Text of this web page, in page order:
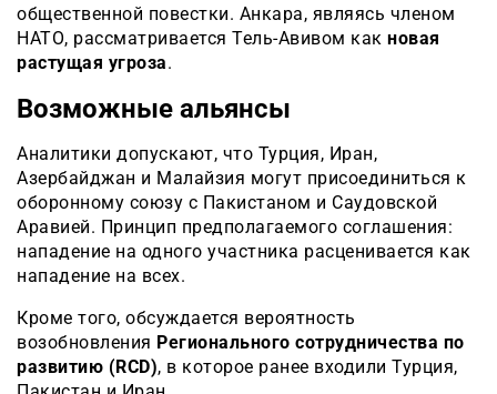
общественной повестки. Анкара, являясь членом
НАТО, рассматривается Тель-Авивом как новая
растущая угроза.
Возможные альянсы
Аналитики допускают, что Турция, Иран,
Азербайджан и Малайзия могут присоединиться к
оборонному союзу с Пакистаном и Саудовской
Аравией. Принцип предполагаемого соглашения:
нападение на одного участника расценивается как
нападение на всех.
Кроме того, обсуждается вероятность
возобновления Регионального сотрудничества по
развитию (RCD), в которое ранее входили Турция,